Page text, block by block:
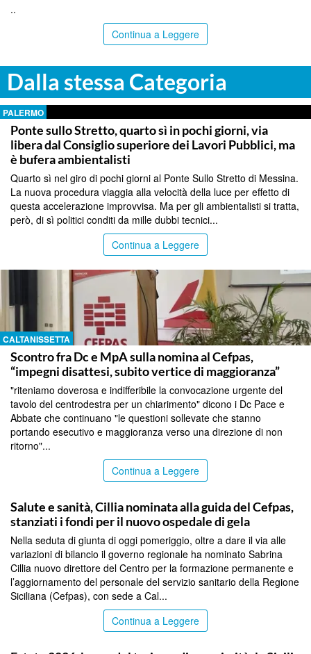
..
Continua a Leggere
Dalla stessa Categoria
PALERMO
Ponte sullo Stretto, quarto sì in pochi giorni, via
libera dal Consiglio superiore dei Lavori Pubblici, ma
è bufera ambientalisti
Quarto sì nel giro di pochi giorni al Ponte Sullo Stretto di Messina.
La nuova procedura viaggia alla velocità della luce per effetto di
questa accelerazione improvvisa. Ma per gli ambientalisti si tratta,
però, di sì politici conditi da mille dubbi tecnici...
Continua a Leggere
CALTANISSETTA
Scontro fra Dc e MpA sulla nomina al Cefpas,
“impegni disattesi, subito vertice di maggioranza”
"riteniamo doverosa e indifferibile la convocazione urgente del
tavolo del centrodestra per un chiarimento" dicono i Dc Pace e
Abbate che continuano "le questioni sollevate che stanno
portando esecutivo e maggioranza verso una direzione di non
ritorno"...
Continua a Leggere
Salute e sanità, Cillia nominata alla guida del Cefpas,
stanziati i fondi per il nuovo ospedale di gela
Nella seduta di giunta di oggi pomeriggio, oltre a dare il via alle
variazioni di bilancio il governo regionale ha nominato Sabrina
Cillia nuovo direttore del Centro per la formazione permanente e
l’aggiornamento del personale del servizio sanitario della Regione
Siciliana (Cefpas), con sede a Cal...
Continua a Leggere